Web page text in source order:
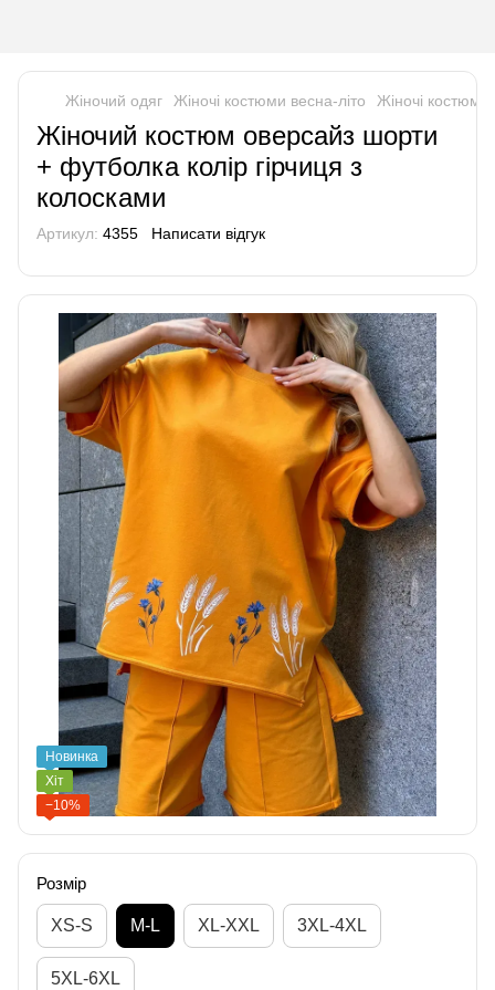
Жіночий одяг Жіночі костюми весна-літо Жіночі костюми
Жіночий костюм оверсайз шорти
+ футболка колір гірчиця з
колосками
Артикул: 4355 Написати відгук
Новинка
Хіт
−10%
Розмір
XS-S M-L XL-XXL 3XL-4XL
5XL-6XL